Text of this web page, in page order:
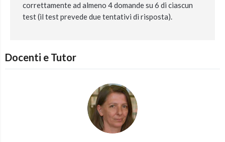
correttamente ad almeno 4 domande su 6 di ciascun
test (il test prevede due tentativi di risposta).
Docenti e Tutor